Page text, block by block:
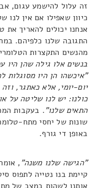
זה עלול להישמע עגום,
כיוון שאפילו אם אין לנו
אנחנו יכולים להאריך את
התגובה שלנו כלפיהם.
מהנשים התקצרות
בנשים אלו גילה שהן היו
"איכשהו הן היו מסוגלות
יום-יומי, אלא כאתגר,
כולנו: יש לנו שליטה על
התאים שלנו". בעקבות
שונות של יחסי מתח-
באופן די גורף.
"הגישה שלנו משנה",
קיימת בנו נטייה לתפוס